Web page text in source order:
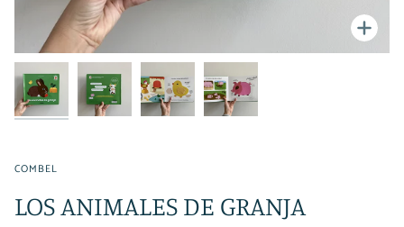
COMBEL
LOS ANIMALES DE GRANJA